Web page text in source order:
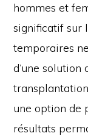
hommes et
significatif sur
temporaires
d’une
une option de
résultats